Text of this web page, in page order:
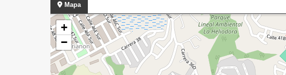
Mapa
+
−